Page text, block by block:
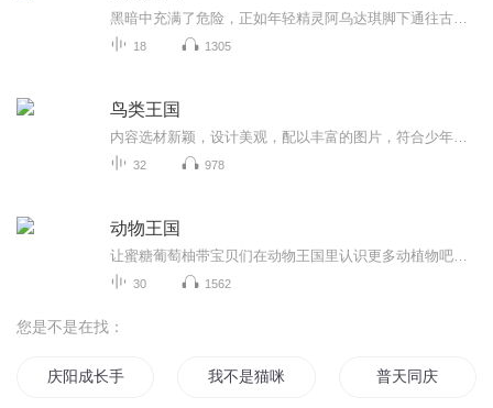
18 1305
鸟类王国
32 978
动物王国
30 1562
您是不是在找：
庆阳成长手札 我不是猫咪 普天同庆